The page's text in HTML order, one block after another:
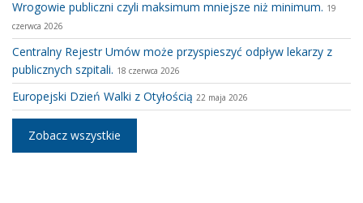
Wrogowie publiczni czyli maksimum mniejsze niż minimum. 19
czerwca 2026
Centralny Rejestr Umów może przyspieszyć odpływ lekarzy z
publicznych szpitali. 18 czerwca 2026
Europejski Dzień Walki z Otyłością 22 maja 2026
Zobacz wszystkie